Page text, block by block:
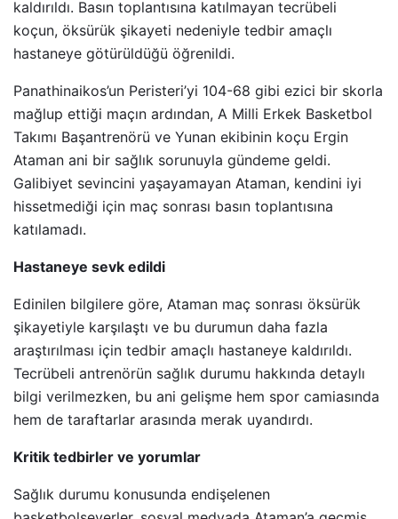
kaldırıldı. Basın toplantısına katılmayan tecrübeli
koçun, öksürük şikayeti nedeniyle tedbir amaçlı
hastaneye götürüldüğü öğrenildi.
Panathinaikos’un Peristeri’yi 104-68 gibi ezici bir skorla
mağlup ettiği maçın ardından, A Milli Erkek Basketbol
Takımı Başantrenörü ve Yunan ekibinin koçu Ergin
Ataman ani bir sağlık sorunuyla gündeme geldi.
Galibiyet sevincini yaşayamayan Ataman, kendini iyi
hissetmediği için maç sonrası basın toplantısına
katılamadı.
Hastaneye sevk edildi
Edinilen bilgilere göre, Ataman maç sonrası öksürük
şikayetiyle karşılaştı ve bu durumun daha fazla
araştırılması için tedbir amaçlı hastaneye kaldırıldı.
Tecrübeli antrenörün sağlık durumu hakkında detaylı
bilgi verilmezken, bu ani gelişme hem spor camiasında
hem de taraftarlar arasında merak uyandırdı.
Kritik tedbirler ve yorumlar
Sağlık durumu konusunda endişelenen